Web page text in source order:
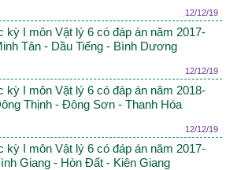
12/12/19
kỳ I môn Vật lý 6 có đáp án năm 2017-
Tân - Dầu Tiếng - Bình Dương
12/12/19
kỳ I môn Vật lý 6 có đáp án năm 2018-
Thịnh - Đông Sơn - Thanh Hóa
12/12/19
kỳ I môn Vật lý 6 có đáp án năm 2017-
Giang - Hòn Đất - Kiên Giang